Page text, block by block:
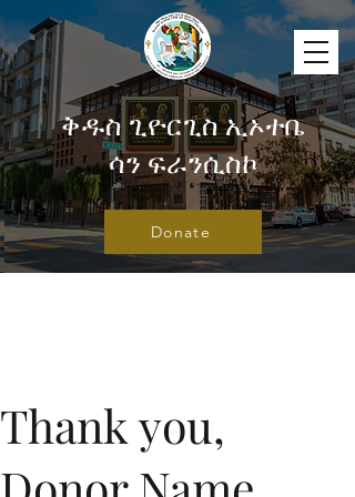
ቅዱስ ጊዮርጊስ ኢኦተቤ
ሳን ፍራንሲስኮ
Donate
Thank you,